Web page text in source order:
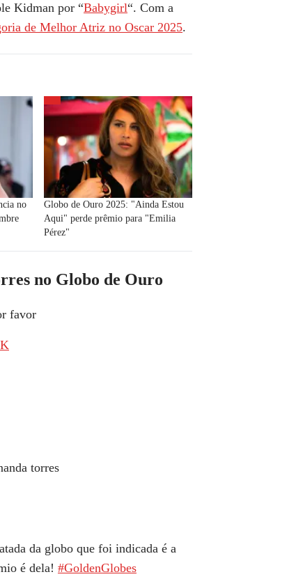
Kidman por “Babygirl“. Com a
de Melhor Atriz no Oscar 2025.
no
Globo de Ouro 2025: "Ainda Estou
Aqui" perde prêmio para "Emilia
Pérez"
no Globo de Ouro
favor
torres
da globo que foi indicada é a
é dela! #GoldenGlobes